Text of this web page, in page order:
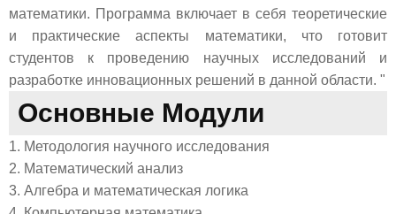
математики. Программа включает в себя теоретические
и практические аспекты математики, что готовит
студентов к проведению научных исследований и
разработке инновационных решений в данной области. "
Основные Модули
1. Методология научного исследования
2. Математический анализ
3. Алгебра и математическая логика